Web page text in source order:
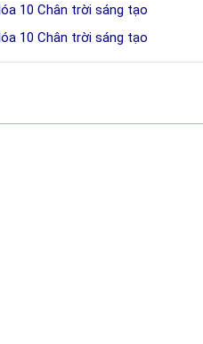
10 Chân trời sáng tạo
10 Chân trời sáng tạo